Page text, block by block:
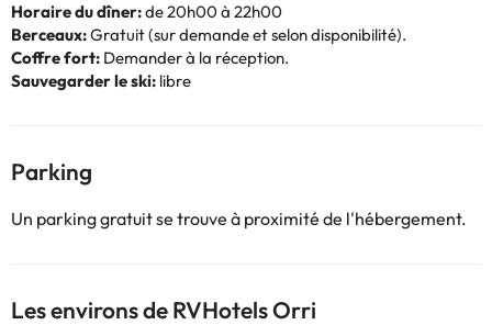
Horaire du dîner:de 20h00 à 22h00
Berceaux:Gratuit (sur demande et selon disponibilité).
Coffre fort: Demander à la réception.
Sauvegarder le ski: libre
Parking
Un parking gratuit se trouve à proximité de l'hébergement.
Les environs de RVHotels Orri